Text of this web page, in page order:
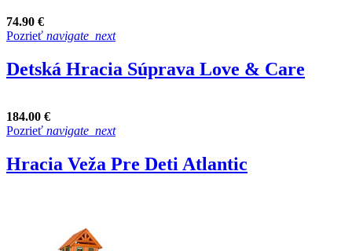
74.90 €
Pozrieť navigate_next
Detská Hracia Súprava Love & Care
184.00 €
Pozrieť navigate_next
Hracia Veža Pre Deti Atlantic